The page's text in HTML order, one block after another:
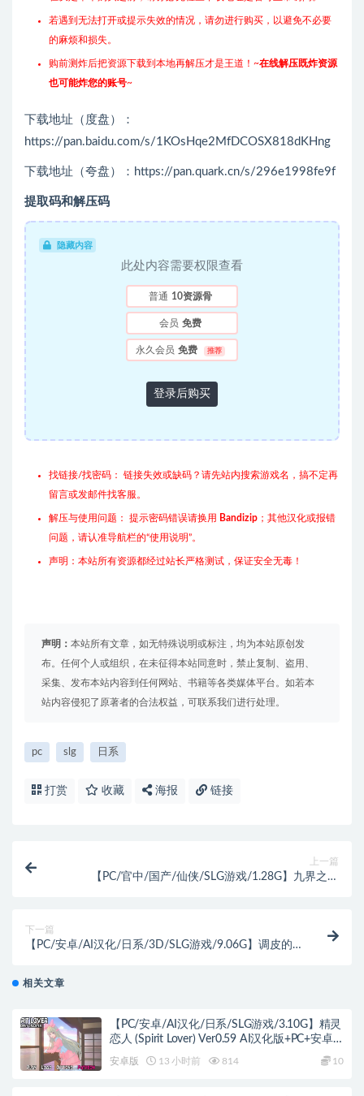
若遇到无法打开或提示失效的情况，请勿进行购买，以避免不必要
的麻烦和损失。
购前测炸后把资源下载到本地再解压才是王道！~在线解压既炸资源
也可能炸您的账号~
下载地址（度盘）：
https://pan.baidu.com/s/1KOsHqe2MfDCOSX818dKHng
下载地址（夸盘）：https://pan.quark.cn/s/296e1998fe9f
提取码和解压码
隐藏内容
此处内容需要权限查看
普通 10资源骨
会员 免费
永久会员 免费 推荐
登录后购买
找链接/找密码： 链接失效或缺码？请先站内搜索游戏名，搞不定再
留言或发邮件找客服。
解压与使用问题： 提示密码错误请换用 Bandizip ；其他汉化或报错
问题，请认准导航栏的“使用说明”。
声明：本站所有资源都经过站长严格测试，保证安全无毒！
声明： 本站所有文章，如无特殊说明或标注，均为本站原创发
布。任何个人或组织，在未征得本站同意时，禁止复制、盗用、
采集、发布本站内容到任何网站、书籍等各类媒体平台。如若本
站内容侵犯了原著者的合法权益，可联系我们进行处理。
pc slg 日系
打赏 收藏 海报 链接
上一篇
【PC/官中/国产/仙侠/SLG游戏/1.28G】九界之上
下一篇
【PC/安卓/AI汉化/日系/3D/SLG游戏/9.06G】调皮的
相关文章
【PC/安卓/AI汉化/日系/SLG游戏/3.10G】精灵
恋人 (Spirit Lover) Ver0.59 AI汉化版+PC+安卓
+日系SLG游戏+3.10G
安卓版 13 小时前 814 10